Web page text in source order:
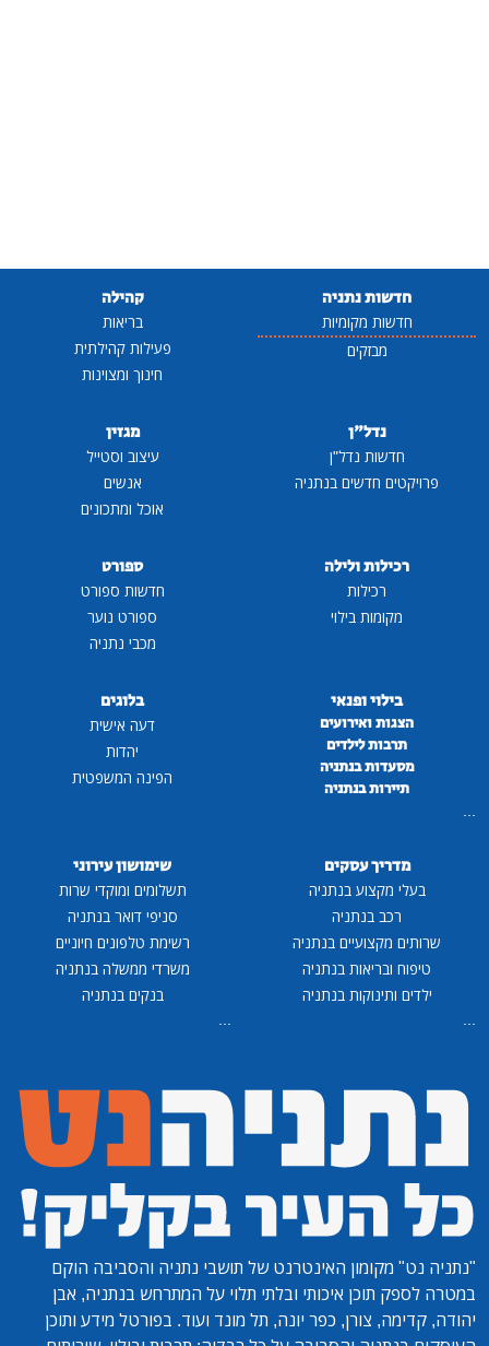
חדשות נתניה
חדשות מקומיות
מבזקים
קהילה
בריאות
פעילות קהילתית
חינוך ומצוינות
נדל"ן
חדשות נדל"ן
פרויקטים חדשים בנתניה
מגזין
עיצוב וסטייל
אנשים
אוכל ומתכונים
רכילות ולילה
רכילות
מקומות בילוי
ספורט
חדשות ספורט
ספורט נוער
מכבי נתניה
בילוי ופנאי
הצגות ואירועים
תרבות לילדים
מסעדות בנתניה
תיירות בנתניה
...
בלוגים
דעה אישית
יהדות
הפינה המשפטית
מדריך עסקים
בעלי מקצוע בנתניה
רכב בנתניה
שרותים מקצועיים בנתניה
טיפוח ובריאות בנתניה
ילדים ותינוקות בנתניה
...
שימושון עירוני
תשלומים ומוקדי שרות
סניפי דואר בנתניה
רשימת טלפונים חיוניים
משרדי ממשלה בנתניה
בנקים בנתניה
...
"נתניה נט" מקומון האינטרנט של תושבי נתניה והסביבה הוקם
במטרה לספק תוכן איכותי ובלתי תלוי על המתרחש בנתניה, אבן
יהודה, קדימה, צורן, כפר יונה, תל מונד ועוד. בפורטל מידע ותוכן